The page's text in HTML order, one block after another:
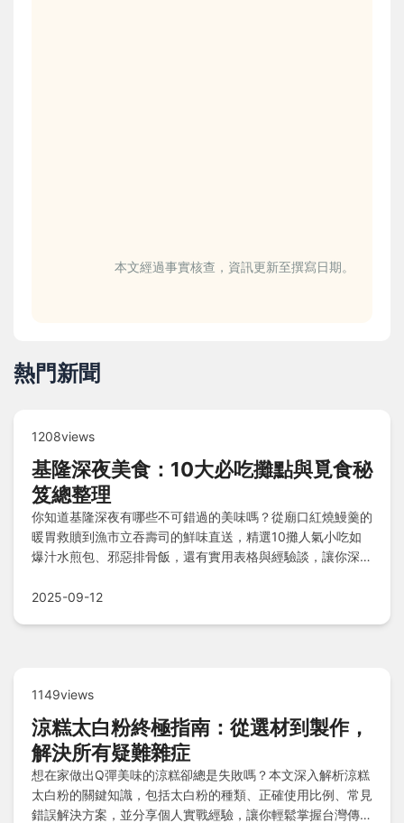
本文經過事實核查，資訊更新至撰寫日期。
熱門新聞
1208views
基隆深夜美食：10大必吃攤點與覓食秘
笈總整理
你知道基隆深夜有哪些不可錯過的美味嗎？從廟口紅燒鰻羹的
暖胃救贖到漁市立吞壽司的鮮味直送，精選10攤人氣小吃如
爆汁水煎包、邪惡排骨飯，還有實用表格與經驗談，讓你深夜
2025-09-12
1149views
涼糕太白粉終極指南：從選材到製作，
解決所有疑難雜症
想在家做出Q彈美味的涼糕卻總是失敗嗎？本文深入解析涼糕
太白粉的關鍵知識，包括太白粉的種類、正確使用比例、常見
錯誤解決方案，並分享個人實戰經驗，讓你輕鬆掌握台灣傳統